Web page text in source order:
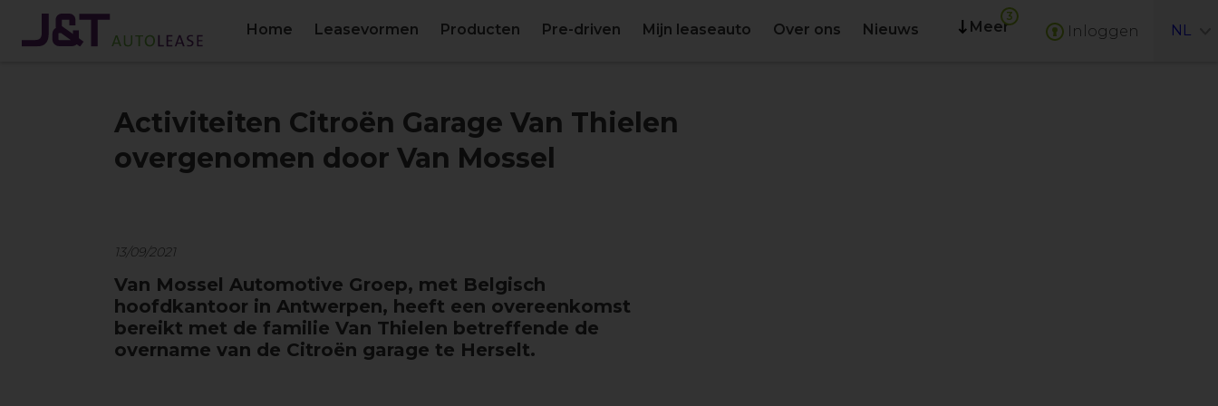
Home Leasevormen Producten Pre-driven Mijn leaseauto Over ons Nieuws Meer Inloggen NL
Activiteiten Citroën Garage Van Thielen
overgenomen door Van Mossel
13/09/2021
Van Mossel Automotive Groep, met Belgisch
hoofdkantoor in Antwerpen, heeft een overeenkomst
bereikt met de familie Van Thielen betreffende de
overname van de Citroën garage te Herselt.